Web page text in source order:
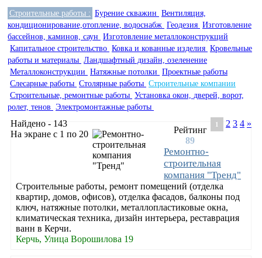
Строительные работы : Бурение скважин Вентиляция,
кондиционирование,отопление, водоснабж Геодезия Изготовление
бассейнов, каминов, саун Изготовление металлоконструкций
Капитальное строительство Ковка и кованные изделия Кровельные
работы и материалы Ландшафтный дизайн, озеленение
Металлоконструкции Натяжные потолки Проектные работы
Слесарные работы Столярные работы Строительные компании
Строительные, ремонтные работы Установка окон, дверей, ворот,
ролет, тенов Электромонтажные работы
Найдено - 143
На экране с 1 по 20
1 2 3 4 »
Рейтинг
89
Ремонтно-
строительная
компания "Тренд"
Строительные работы, ремонт помещений (отделка
квартир, домов, офисов), отделка фасадов, балконы под
ключ, натяжные потолки, металлопластиковые окна,
климатическая техника, дизайн интерьера, реставрация
ванн в Керчи.
Керчь, Улица Ворошилова 19